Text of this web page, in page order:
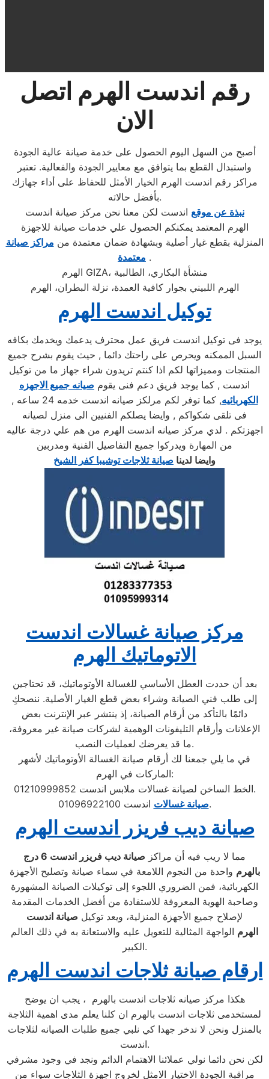
رقم اندست الهرم اتصل
الان
أصبح من السهل اليوم الحصول على خدمة صيانة عالية الجودة
واستبدال القطع بما يتوافق مع معايير الجودة والفعالية. تعتبر
مراكز رقم اندست الهرم الخيار الأمثل للحفاظ على أداء جهازك
بأفضل حالاته.
نبذة عن موقع اندست لكن معنا نحن مركز صيانة اندست
الهرم المعتمد يمكنكم الحصول علي خدمات صيانة للاجهزة
المنزلية بقطع غيار أصلية وبشهادة ضمان معتمدة من مراكز صيانة
معتمدة .
الهرم GIZA، منشأة البكاري، الطالبية
الهرم اللبيني بجوار كافية العمدة، نزلة البطران، الهرم
توكيل اندست الهرم
يوجد فى توكيل اندست فريق عمل محترف يدعمك ويخدمك بكافه
السبل الممكنه ويحرص على راحتك دائما , حيث يقوم بشرح جميع
المنتجات ومميزاتها لكم اذا كنتم تريدون شراء جهاز ما من توكيل
اندست , كما يوجد فريق دعم فنى يقوم صيانه جميع الاجهزه
الكهربائيه
, كما توفر لكم مرلكز صيانه اندست خدمه 24 ساعه ,
فى تلقى شكواكم , وايضا يصلكم الفنيين الى منزل لصيانه
اجهزتكم . لدي مركز صيانه اندست الهرم من هم علي درجة عاليه
من المهارة ويدركوا جميع التفاصيل الفنية ومدربين
وايضا لدينا صيانة ثلاجات توشيبا كفر الشيخ
مركز صيانة غسالات اندست
الاتوماتيك الهرم
بعد أن حددت العطل الأساسي للغسالة الأوتوماتيك، قد تحتاجين
إلى طلب فني الصيانة وشراء بعض قطع الغيار الأصلية. ننصحكِ
دائمًا بالتأكد من أرقام الصيانة، إذ ينتشر عبر الإنترنت بعض
الإعلانات وأرقام التليفونات الوهمية لشركات صيانة غير معروفة،
ما قد يعرضك لعمليات النصب.
في ما يلي جمعنا لك أرقام صيانة الغسالة الأوتوماتيك لأشهر
الماركات في الهرم:
الخط الساخن لصيانة غسالات ملابس اندست 01210999852.
صيانة غسالاتاندست 01096922100.
صيانة ديب فريزر اندست الهرم
مما لا ريب فيه أن مراكز صيانة ديب فريزر اندست
درج
بالهرم واحدة من النجوم اللامعة في سماء صيانة وتصليح الأجهزة
الكهربائية، فمن الضروري اللجوء إلى توكيلات الصيانة المشهورة
وصاحبة الهوية المعروفة للاستفادة من أفضل الخدمات المقدمة
لإصلاح جميع الأجهزة المنزلية، ويعد توكيل صيانة اندست
الهرم الواجهة المثالية للتعويل عليه والاستعانة به في ذلك العالم
الكبير.
ارقام صيانة ثلاجات اندست الهرم
هكذا مركز صيانه ثلاجات اندست بالهرم ، يجب ان يوضح
لمستخدمى ثلاجات اندست بالهرم ان كلنا يعلم مدى اهمية الثلاجة
بالمنزل ونحن لا ندخر جهدا كي نلبي جميع طلبات الصيانه لثلاجات
اندست.
لكن نحن دائما نولي عملائنا الاهتمام الدائم ونجد في وجود مشرفي
مراقبة الجودة الاختيار الامثل لخروج اجهزة الثلاجات سواء من